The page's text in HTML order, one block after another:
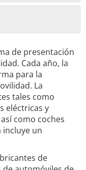
de presentación
Cada año, la
para la
La
tales como
eléctricas y
como coches
incluye un
de